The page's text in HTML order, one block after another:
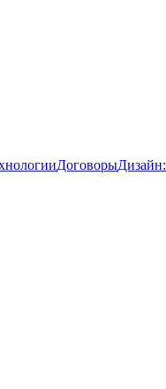
ДоговорыДизайн: